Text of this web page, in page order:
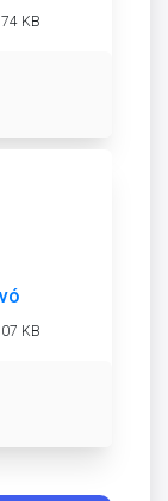
KB
KB